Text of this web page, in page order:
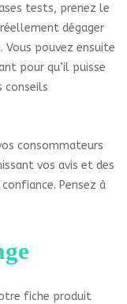
tests, prenez le
dégager
pouvez ensuite
pour qu’il puisse
conseils
consommateurs
vos avis et des
Pensez à
fiche produit